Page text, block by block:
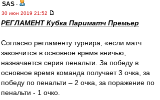
SAS -
30 июн 2019 21:52
РЕГЛАМЕНТ Кубка Париматч Премьер
Согласно регламенту турнира, «если матч
закончится в основное время вничью,
назначается серия пенальти. За победу в
основное время команда получает 3 очка, за
победу по пенальти – 2 очка, за поражение по
пенальти - 1 очко.